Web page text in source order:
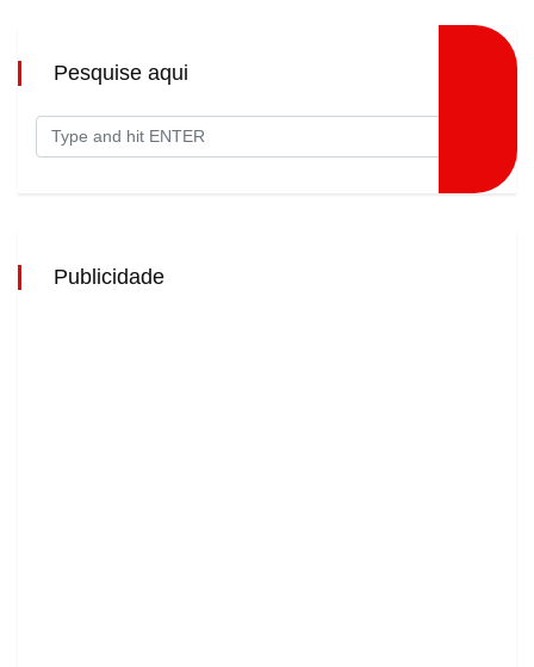
Pesquise aqui
Publicidade